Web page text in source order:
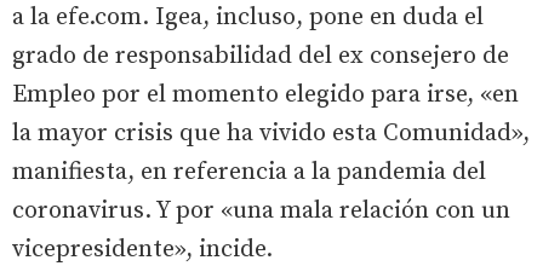
a la efe.com. Igea, incluso, pone en duda el
grado de responsabilidad del ex consejero de
Empleo por el momento elegido para irse, «en
la mayor crisis que ha vivido esta Comunidad»,
manifiesta, en referencia a la pandemia del
coronavirus. Y por «una mala relación con un
vicepresidente», incide.